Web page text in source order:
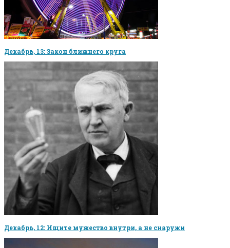
Декабрь, 13: Закон ближнего круга
Декабрь, 12: Ищите мужество внутри, а не снаружи